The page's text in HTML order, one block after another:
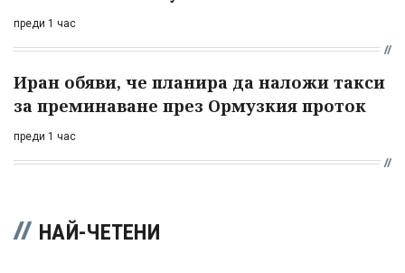
преди 1 час
Иран обяви, че планира да наложи такси
за преминаване през Ормузкия проток
преди 1 час
НАЙ-ЧЕТЕНИ